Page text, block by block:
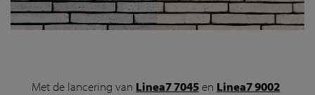
Met de lancering van Linea7 7045en Linea7 9002